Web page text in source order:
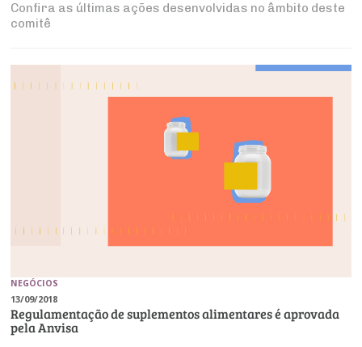
Confira as últimas ações desenvolvidas no âmbito deste
comitê
NEGÓCIOS
13/09/2018
Regulamentação de suplementos alimentares é aprovada
pela Anvisa